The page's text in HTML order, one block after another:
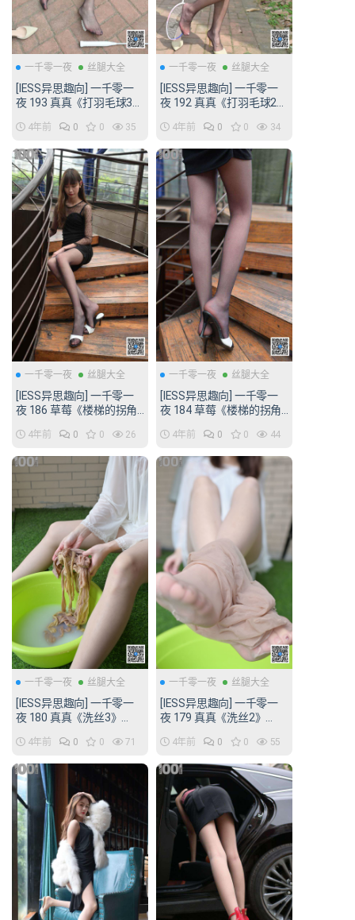
一千零一夜 丝腿大全
[IESS异思趣向] 一千零一
夜 193 真真《打羽毛球3》
4年前 0 0 35
一千零一夜 丝腿大全
[IESS异思趣向] 一千零一
夜 192 真真《打羽毛球2》
4年前 0 0 34
一千零一夜 丝腿大全
[IESS异思趣向] 一千零一
夜 186 草莓《楼梯的拐角
4年前 0 0 26
一千零一夜 丝腿大全
[IESS异思趣向] 一千零一
夜 184 草莓《楼梯的拐角
4年前 0 0 44
一千零一夜 丝腿大全
[IESS异思趣向] 一千零一
夜 180 真真《洗丝3》
4年前 0 0 71
一千零一夜 丝腿大全
[IESS异思趣向] 一千零一
夜 179 真真《洗丝2》
4年前 0 0 55